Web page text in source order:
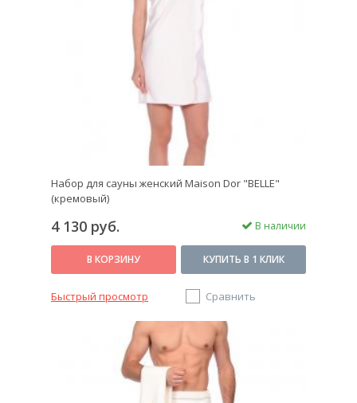
Набор для сауны женский Maison Dor "BELLE"
(кремовый)
4 130 руб. В наличии
В КОРЗИНУ КУПИТЬ В 1 КЛИК
Быстрый просмотр Сравнить